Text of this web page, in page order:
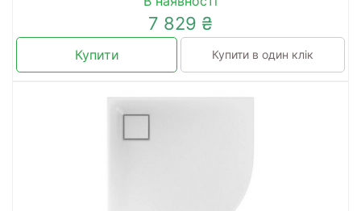
7 829 ₴
Купити Купити в один клік